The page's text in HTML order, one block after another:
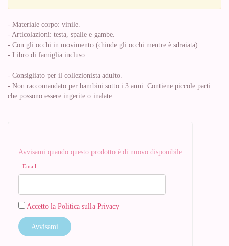
- Materiale corpo: vinile.
- Articolazioni: testa, spalle e gambe.
- Con gli occhi in movimento (chiude gli occhi mentre è sdraiata).
- Libro di famiglia incluso.
- Consigliato per il collezionista adulto.
- Non raccomandato per bambini sotto i 3 anni. Contiene piccole parti
che possono essere ingerite o inalate.
Avvisami quando questo prodotto è di nuovo disponibile
Email:
Accetto la Politica sulla Privacy
Avvisami